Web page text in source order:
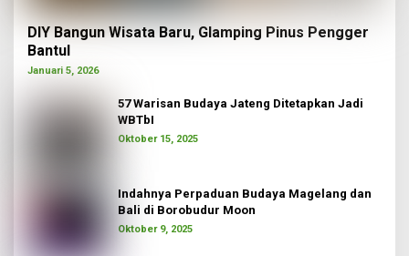
DIY Bangun Wisata Baru, Glamping Pinus Pengger
Bantul
Januari 5, 2026
57 Warisan Budaya Jateng Ditetapkan Jadi
WBTbI
Oktober 15, 2025
Indahnya Perpaduan Budaya Magelang dan
Bali di Borobudur Moon
Oktober 9, 2025